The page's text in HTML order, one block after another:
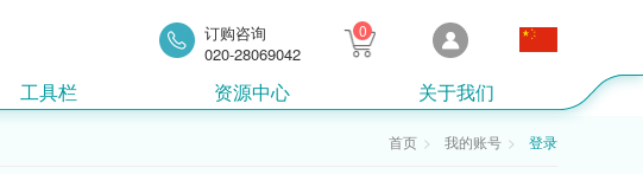
0
订购咨询
020-28069042
工具栏 资源中心 关于我们
首页 我的账号 登录